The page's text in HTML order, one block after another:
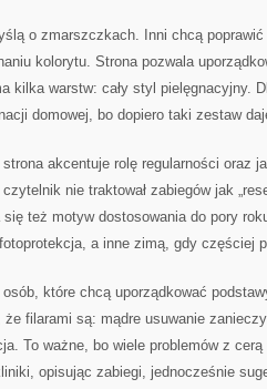
o zmarszczkach. Inni chcą
kolorytu. Strona pozwala
kilka warstw: cały styl pielęgnacyjny.
domowej, bo dopiero taki zestaw
akcentuje rolę regularności oraz
nie traktował zabiegów jak
też motyw dostosowania do pory
a inne zimą, gdy częściej
które chcą uporządkować
filarami są: mądre usuwanie
To ważne, bo wiele problemów z cerą
opisując zabiegi, jednocześnie